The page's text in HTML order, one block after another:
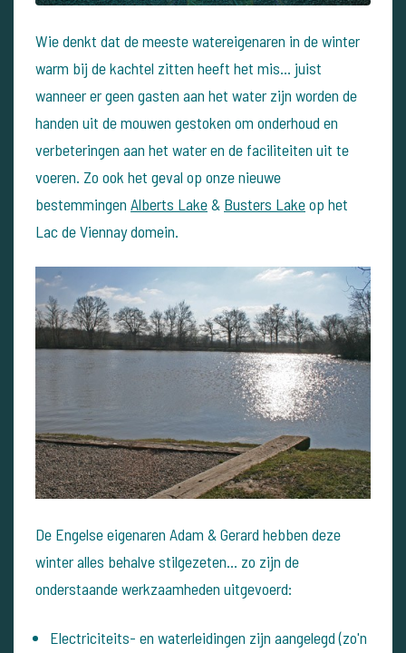
Wie denkt dat de meeste watereigenaren in de winter
warm bij de kachtel zitten heeft het mis... juist
wanneer er geen gasten aan het water zijn worden de
handen uit de mouwen gestoken om onderhoud en
verbeteringen aan het water en de faciliteiten uit te
voeren. Zo ook het geval op onze nieuwe
bestemmingen Alberts Lake& Busters Lakeop het
Lac de Viennay domein.
De Engelse eigenaren Adam & Gerard hebben deze
winter alles behalve stilgezeten... zo zijn de
onderstaande werkzaamheden uitgevoerd:
Electriciteits- en waterleidingen zijn aangelegd (zo'n